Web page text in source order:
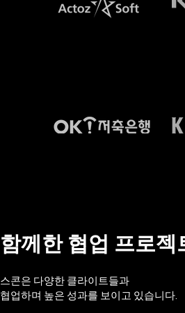
함께한 협업 프로젝
스콘은 다양한 클라이트들과
협업하며 높은 성과를 보이고 있습니다.